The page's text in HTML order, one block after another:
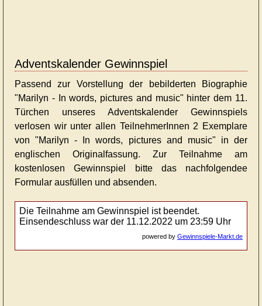
Adventskalender Gewinnspiel
Passend zur Vorstellung der bebilderten Biographie
"Marilyn - In words, pictures and music" hinter dem 11.
Türchen unseres Adventskalender Gewinnspiels
verlosen wir unter allen TeilnehmerInnen 2 Exemplare
von "Marilyn - In words, pictures and music" in der
englischen Originalfassung. Zur Teilnahme am
kostenlosen Gewinnspiel bitte das nachfolgendee
Formular ausfüllen und absenden.